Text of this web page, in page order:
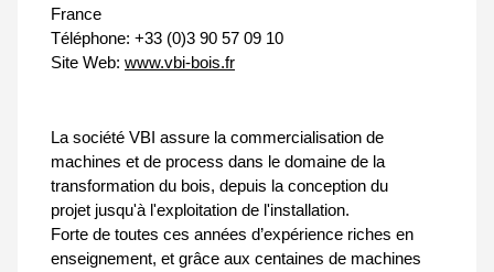
France
Téléphone: +33 (0)3 90 57 09 10
Site Web: www.vbi-bois.fr
La société VBI assure la commercialisation de
machines et de process dans le domaine de la
transformation du bois, depuis la conception du
projet jusqu'à l'exploitation de l'installation.
Forte de toutes ces années d’expérience riches en
enseignement, et grâce aux centaines de machines